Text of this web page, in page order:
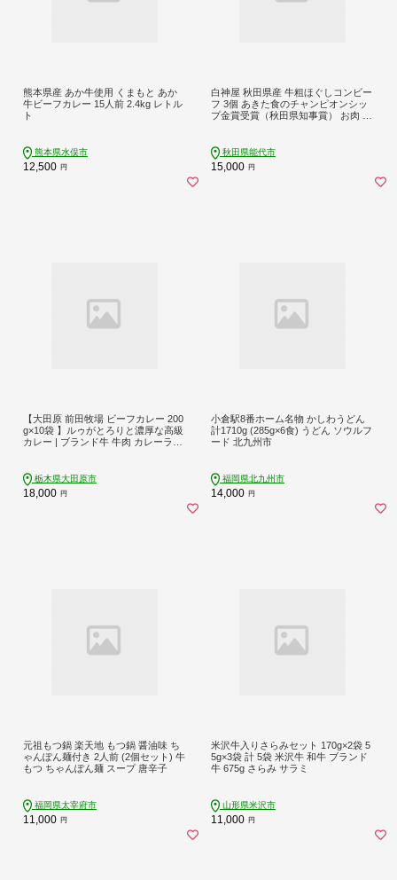
熊本県産 あか牛使用 くまもと あか
牛ビーフカレー 15人前 2.4kg レトル
ト
熊本県水俣市
12,500 円
白神屋 秋田県産 牛粗ほぐしコンビー
フ 3個 あきた食のチャンピオンシッ
プ金賞受賞（秋田県知事賞） お肉 牛
秋田県能代市
15,000 円
【大田原 前田牧場 ビーフカレー 200
g×10袋 】ルゥがとろりと濃厚な高級
カレー | ブランド牛 牛肉 カレーライ
栃木県大田原市
18,000 円
小倉駅8番ホーム名物 かしわうどん
計1710g (285g×6食) うどん ソウルフ
ード 北九州市
福岡県北九州市
14,000 円
元祖もつ鍋 楽天地 もつ鍋 醤油味 ち
ゃんぽん麺付き 2人前 (2個セット) 牛
もつ ちゃんぽん麺 スープ 唐辛子
福岡県太宰府市
11,000 円
米沢牛入りさらみセット 170g×2袋 5
5g×3袋 計 5袋 米沢牛 和牛 ブランド
牛 675g さらみ サラミ
山形県米沢市
11,000 円